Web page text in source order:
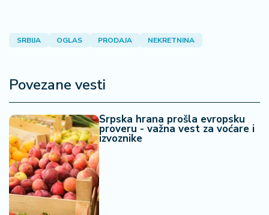
SRBIJA OGLAS PRODAJA NEKRETNINA
Povezane vesti
Srpska hrana prošla evropsku
proveru - važna vest za voćare i
izvoznike